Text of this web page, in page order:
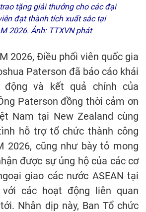
tặng giải thưởng cho các đại
đạt thành tích xuất sắc tại
2026. Ảnh: TTXVN phát
2026, Điều phối viên quốc gia
Paterson đã báo cáo khái
động và kết quả chính của
Paterson đồng thời cảm ơn
Nam tại New Zealand cùng
hỗ trợ tổ chức thành công
2026, cũng như bày tỏ mong
được sự ủng hộ của các cơ
giao các nước ASEAN tại
các hoạt động liên quan
Nhân dịp này, Ban Tổ chức